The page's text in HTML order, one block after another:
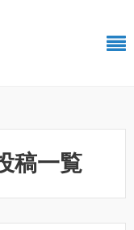
稿一覧